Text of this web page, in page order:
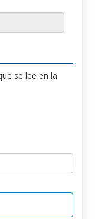
se lee en la